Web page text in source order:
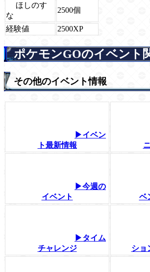
ほしのす
な
2500個
経験値 2500XP
ポケモンGOのイベント
その他のイベント情報
▶イベン
ト最新情報
▶今週の
イベント
ベ
▶タイム
チャレンジ
ショ